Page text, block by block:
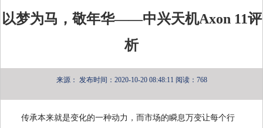
以梦为马，敬年华——中兴天机Axon 11评
析
来源： 发布时间：2020-10-20 08:48:11 阅读：768
传承本来就是变化的一种动力，而市场的瞬息万变让每个行